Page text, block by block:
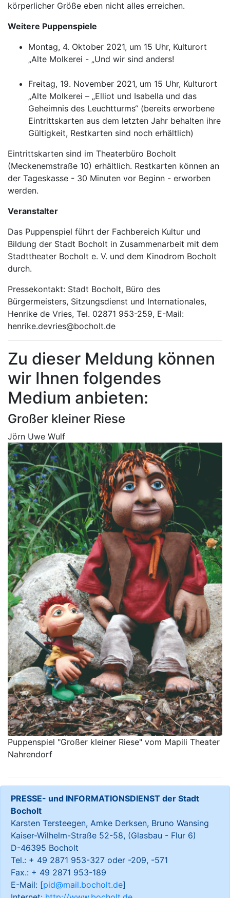
körperlicher Größe eben nicht alles erreichen.
Weitere Puppenspiele
Montag, 4. Oktober 2021, um 15 Uhr, Kulturort
„Alte Molkerei - „Und wir sind anders!
Freitag, 19. November 2021, um 15 Uhr, Kulturort
„Alte Molkerei – „Elliot und Isabella und das
Geheimnis des Leuchtturms“ (bereits erworbene
Eintrittskarten aus dem letzten Jahr behalten ihre
Gültigkeit, Restkarten sind noch erhältlich)
Eintrittskarten sind im Theaterbüro Bocholt
(Meckenemstraße 10) erhältlich. Restkarten können an
der Tageskasse - 30 Minuten vor Beginn - erworben
werden.
Veranstalter
Das Puppenspiel führt der Fachbereich Kultur und
Bildung der Stadt Bocholt in Zusammenarbeit mit dem
Stadttheater Bocholt e. V. und dem Kinodrom Bocholt
durch.
Pressekontakt: Stadt Bocholt, Büro des
Bürgermeisters, Sitzungsdienst und Internationales,
Henrike de Vries, Tel. 02871 953-259, E-Mail:
henrike.devries@bocholt.de
Zu dieser Meldung können
wir Ihnen folgendes
Medium anbieten:
Großer kleiner Riese
Jörn Uwe Wulf
Puppenspiel "Großer kleiner Riese" vom Mapili Theater
Nahrendorf
PRESSE- und INFORMATIONSDIENST der Stadt
Bocholt
Karsten Tersteegen, Amke Derksen, Bruno Wansing
Kaiser-Wilhelm-Straße 52-58, (Glasbau - Flur 6)
D-46395 Bocholt
Tel.: + 49 2871 953-327 oder -209, -571
Fax.: + 49 2871 953-189
E-Mail: [pid@mail.bocholt.de]